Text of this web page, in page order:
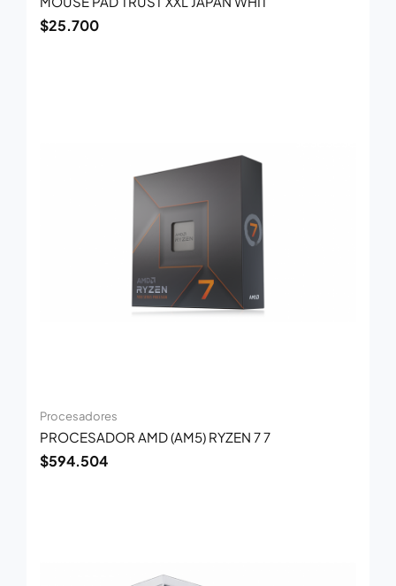
$25.700
Procesadores
PROCESADOR AMD (AM5) RYZEN 7 7
$594.504